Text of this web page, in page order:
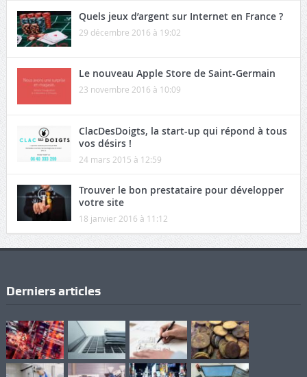
Quels jeux d’argent sur Internet en France ?
29 décembre 2016 à 19:02
Le nouveau Apple Store de Saint-Germain
23 novembre 2016 à 10:09
ClacDesDoigts, la start-up qui répond à tous
vos désirs !
24 mars 2015 à 12:59
Trouver le bon prestataire pour développer
votre site
18 janvier 2016 à 11:12
Derniers articles